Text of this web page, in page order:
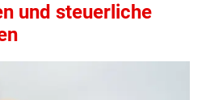
und steuerliche